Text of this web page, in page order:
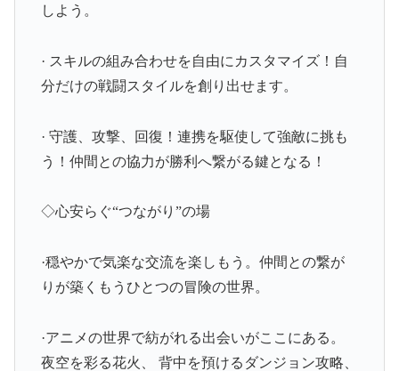
しよう。
· スキルの組み合わせを自由にカスタマイズ！自
分だけの戦闘スタイルを創り出せます。
· 守護、攻撃、回復！連携を駆使して強敵に挑も
う！仲間との協力が勝利へ繋がる鍵となる！
◇心安らぐ“つながり”の場
·穏やかで気楽な交流を楽しもう。仲間との繋が
りが築くもうひとつの冒険の世界。
·アニメの世界で紡がれる出会いがここにある。
夜空を彩る花火、 背中を預けるダンジョン攻略、